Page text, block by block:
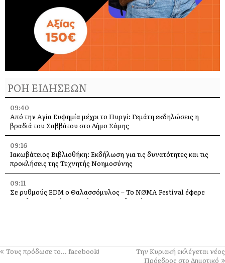
ΡΟΗ ΕΙΔΗΣΕΩΝ
09:40
Από την Αγία Ευφημία μέχρι το Πυργί: Γεμάτη εκδηλώσεις η
βραδιά του Σαββάτου στο Δήμο Σάμης
09:16
Ιακωβάτειος Βιβλιοθήκη: Εκδήλωση για τις δυνατότητες και τις
προκλήσεις της Τεχνητής Νοημοσύνης
09:11
Σε ρυθμούς EDM ο Θαλασσόμυλος – Το NØMA Festival έφερε
την ηλεκτρονική μουσική στην Κεφαλονιά
08:40
Λαϊκή Συσπείρωση: Εισήγηση για τα προβλήματα των σχολείων
Τους πρόδωσε το… facebook!
Την Κυριακή εκλέγεται νέος
Πρόεδρος στο Δημοτικό